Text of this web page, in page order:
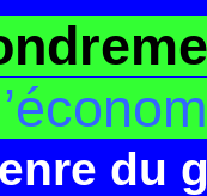
du